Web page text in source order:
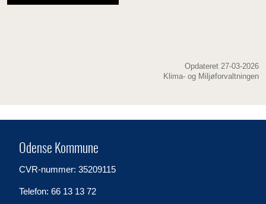
Opdateret 27-03-2026
Klima- og Miljøforvaltningen
Odense Kommune
CVR-nummer: 35209115
Telefon: 66 13 13 72